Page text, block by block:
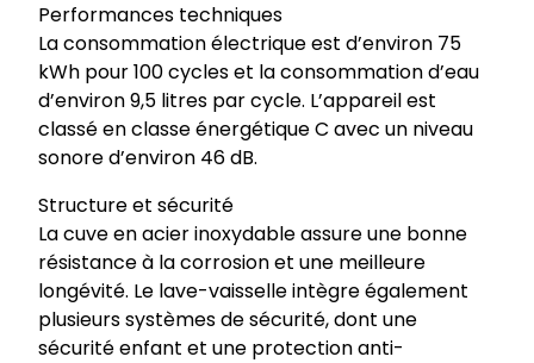
Performances techniques
La consommation électrique est d’environ 75
kWh pour 100 cycles et la consommation d’eau
d’environ 9,5 litres par cycle. L’appareil est
classé en classe énergétique C avec un niveau
sonore d’environ 46 dB.
Structure et sécurité
La cuve en acier inoxydable assure une bonne
résistance à la corrosion et une meilleure
longévité. Le lave-vaisselle intègre également
plusieurs systèmes de sécurité, dont une
sécurité enfant et une protection anti-